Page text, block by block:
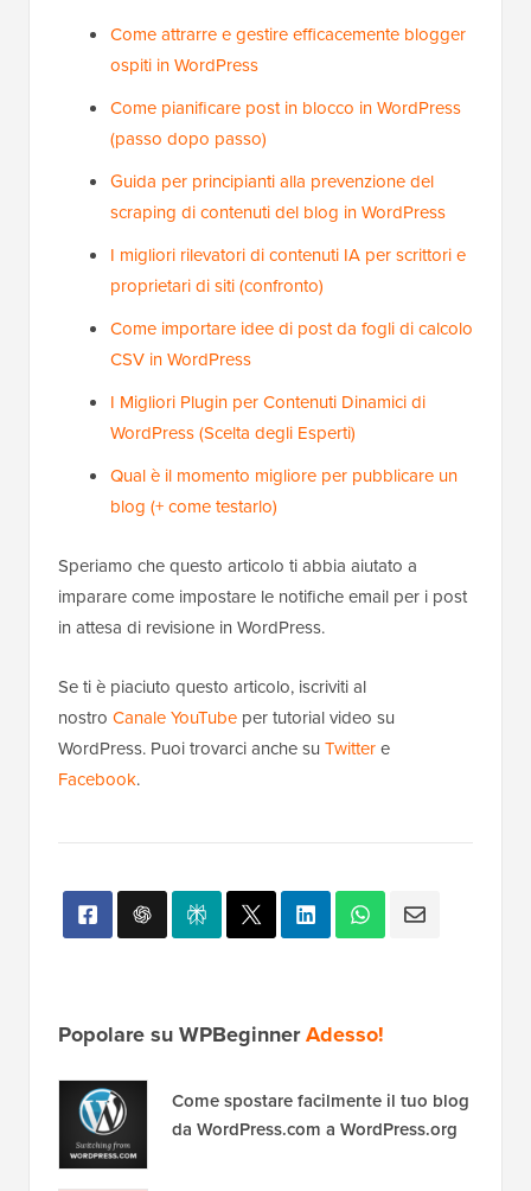
Come attrarre e gestire efficacemente blogger
ospiti in WordPress
Come pianificare post in blocco in WordPress
(passo dopo passo)
Guida per principianti alla prevenzione del
scraping di contenuti del blog in WordPress
I migliori rilevatori di contenuti IA per scrittori e
proprietari di siti (confronto)
Come importare idee di post da fogli di calcolo
CSV in WordPress
I Migliori Plugin per Contenuti Dinamici di
WordPress (Scelta degli Esperti)
Qual è il momento migliore per pubblicare un
blog (+ come testarlo)
Speriamo che questo articolo ti abbia aiutato a
imparare come impostare le notifiche email per i post
in attesa di revisione in WordPress.
Se ti è piaciuto questo articolo, iscriviti al
nostro Canale YouTube per tutorial video su
WordPress. Puoi trovarci anche su Twittere
Facebook.
Popolare su WPBeginnerAdesso!
Come spostare facilmente il tuo blog
da WordPress.com a WordPress.org